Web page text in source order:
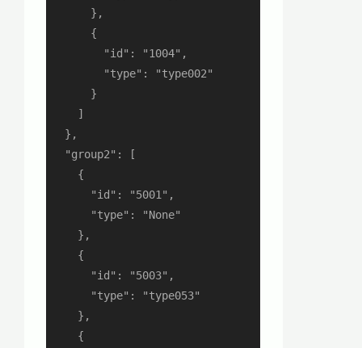
      },
      {
        "id": "1004",
        "type": "type002"
      }
    ]
  },
  "group2": [
    {
      "id": "5001",
      "type": "None"
    },
    {
      "id": "5003",
      "type": "type053"
    },
    {